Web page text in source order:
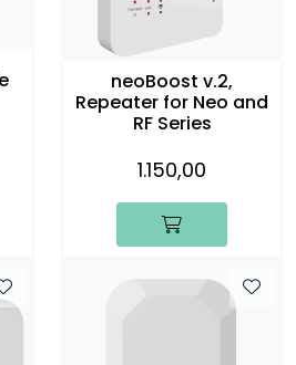
neoBoost v.2,
Repeater for Neo and
RF Series
1.150,00